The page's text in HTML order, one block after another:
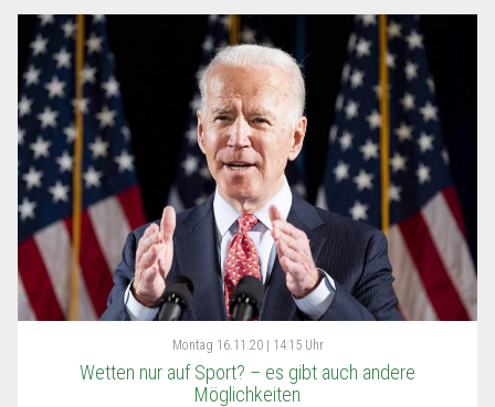
Montag 16.11.20 | 14:15 Uhr
Wetten nur auf Sport? – es gibt auch andere
Möglichkeiten